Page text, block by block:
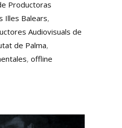
Productoras
Illes Balears,
Audiovisuals de
de Palma,
, offline